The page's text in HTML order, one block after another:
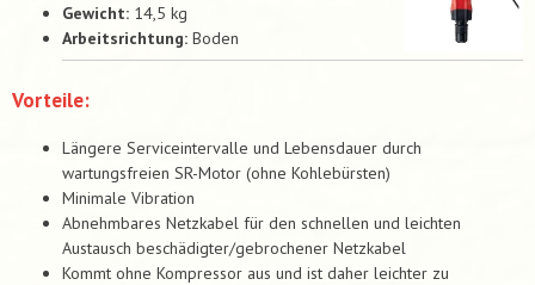
Gewicht: 14,5 kg
Arbeitsrichtung: Boden
Vorteile:
Längere Serviceintervalle und Lebensdauer durch
wartungsfreien SR-Motor (ohne Kohlebürsten)
Minimale Vibration
Abnehmbares Netzkabel für den schnellen und leichten
Austausch beschädigter/gebrochener Netzkabel
Kommt ohne Kompressor aus und ist daher leichter zu